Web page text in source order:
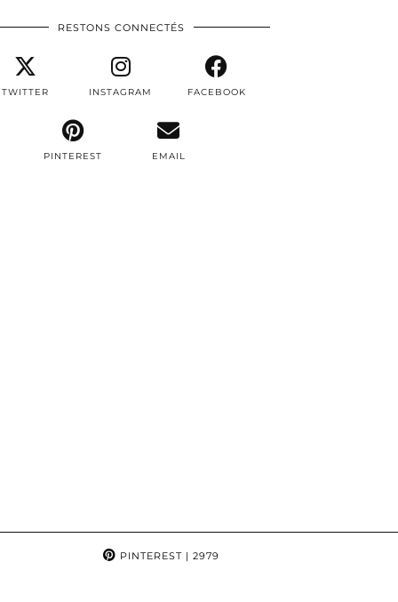
RESTONS CONNECTÉS
TWITTER INSTAGRAM FACEBOOK
PINTEREST EMAIL
PINTEREST| 2979